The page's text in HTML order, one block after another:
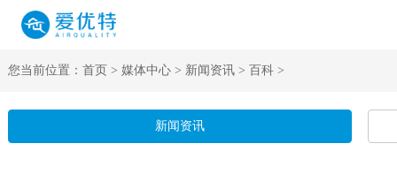
您当前位置： 首页 > 媒体中心> 新闻资讯> 百科>
新闻资讯